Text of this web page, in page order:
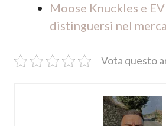
Moose Knuckles e
distinguersi nel
Vota questo